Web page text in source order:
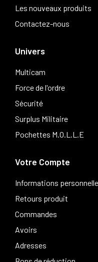
Les nouveaux produits
Contactez-nous
Univers
Multicam
Force de l'ordre
Sécurité
Surplus Militaire
Pochettes M.O.L.L.E
Votre Compte
Informations
Retours produit
Commandes
Avoirs
Adresses